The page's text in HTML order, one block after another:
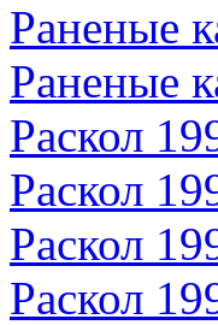
Раненые
Раненые
Раскол
Раскол
Раскол
Раскол